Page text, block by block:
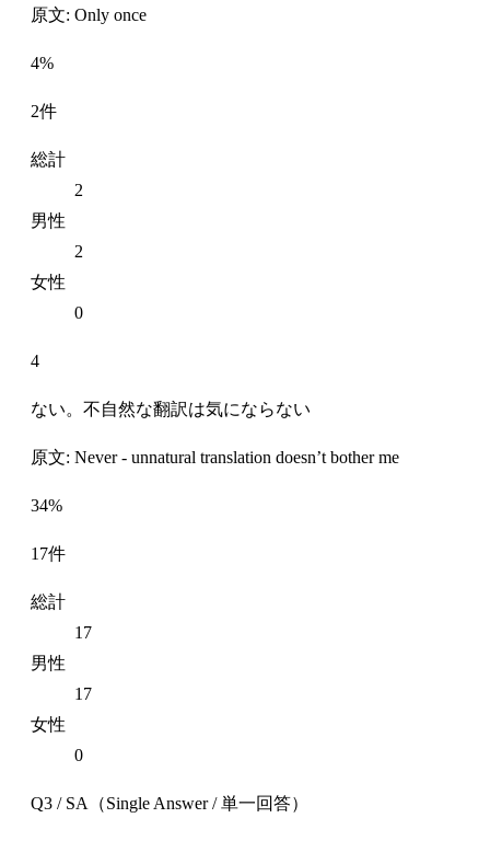
原文: Only once
4%
2件
総計
2
男性
2
女性
0
4
ない。不自然な翻訳は気にならない
原文: Never - unnatural translation doesn’t bother me
34%
17件
総計
17
男性
17
女性
0
Q3 / SA（Single Answer / 単一回答）